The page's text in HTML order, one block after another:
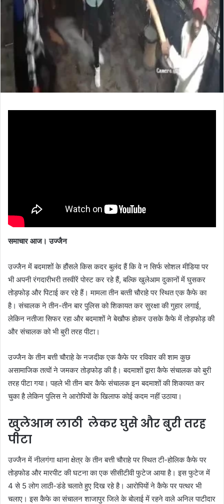
समाचार आज। उज्‍जैन
उज्‍जैन में बदमाशों के हौंसले किस कदर बुलंद हैं कि वे न सिर्फ सोशल मीडिया पर
भी अपनी रंगदारीभरी तस्‍वीरें पोस्‍ट कर रहे हैं, बल्कि खुलेआम दुकानों में घुसकर
तोड़फोड़ और पिटाई कर रहे हैं। मामला तीन बत्‍ती चौराहे पर स्थित एक कैफे का
है। संचालक ने तीन-तीन बार पुलिस को शिकायत कर सुरक्षा की गुहार लगाई,
लेकिन नतीजा सिफर रहा और बदमाशों ने बेखौफ होकर उसके कैफे में तोड़फोड़ की
और संचालक को भी बुरी तरह पीटा।
उज्जैन के तीन बत्ती चौराहे के नजदीक एक कैफे पर रविवार की शाम कुछ
असामाजिक तत्वों ने जमकर तोड़फोड़ की है। बदमाशों द्वारा कैफे संचालक को बुरी
तरह पीटा गया। पहले भी तीन बार कैफे संचालक इन बदमाशों की शिकायत कर
चुका है लेकिन पुलिस ने आरोपियों के खिलाफ कोई कदम नहीं उठाया।
खुलेआम लाठी लेकर घुसे और बुरी तरह
पीटा
उज्जैन में नीलगंगा थाना क्षेत्र के तीन बत्ती चौराहे पर स्थित टी-होलिक कैफे पर
तोड़फोड और मारपीट की घटना का एक सीसीटीवी फुटेज आया है। इस फुटेज में
4 से 5 लोग लाठी-डंडे चलाते हुए दिख रहे है। आरोपियों ने कैफे पर पत्थर भी
चलाए। इस कैफे का संचालन शाजापुर जिले के बोलाई में रहने वाले अनिल पाटीदार